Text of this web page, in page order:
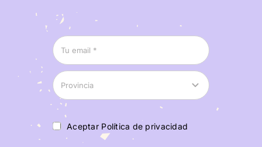
Aceptar Política de privacidad